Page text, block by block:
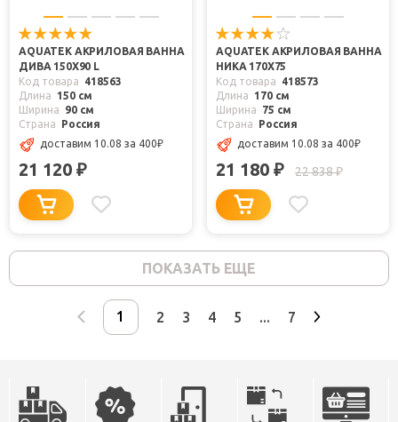
AQUATEK АКРИЛОВАЯ ВАННА
ДИВА 150X90 L
Код товара
418563
Длина
150 см
Ширина
90 см
Страна
Россия
доставим 10.08 за 400₽
21 120 ₽
AQUATEK АКРИЛОВАЯ ВАННА
НИКА 170X75
Код товара
418573
Длина
170 см
Ширина
75 см
Страна
Россия
доставим 10.08 за 400₽
21 180 ₽ 22 838₽
ПОКАЗАТЬ ЕЩЕ
2 3 4 5 ... 7